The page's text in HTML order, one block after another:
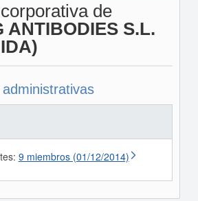
de
ANTIBODIES S.L.
9 miembros (01/12/2014)